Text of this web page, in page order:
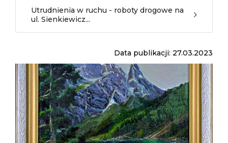
Utrudnienia w ruchu - roboty drogowe na
ul. Sienkiewicz...
Data publikacji: 27.03.2023